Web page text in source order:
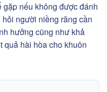
gặp nếu không được đánh
người niềng răng cần
hưởng cũng như khả
quả hài hòa cho khuôn